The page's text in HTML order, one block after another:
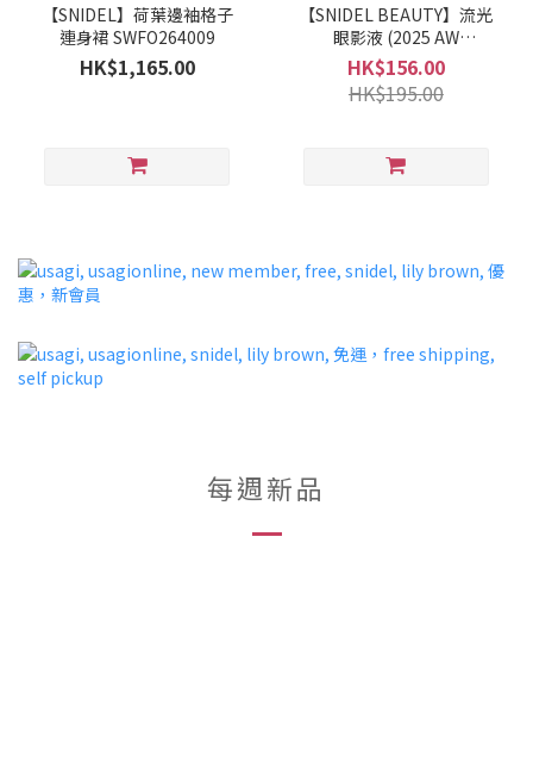
【SNIDEL】荷葉邊袖格子
連身裙 SWFO264009
HK$1,165.00
【SNIDEL BEAUTY】流光
眼影液 (2025 AW
COLLECTION)
HK$156.00
HK$195.00
每週新品